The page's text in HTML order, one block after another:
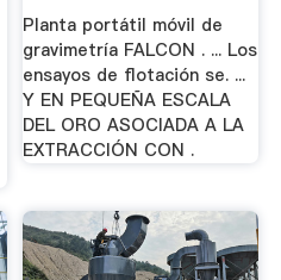
Planta portátil móvil de
gravimetría FALCON . ... Los
ensayos de flotación se. ...
Y EN PEQUEÑA ESCALA
DEL ORO ASOCIADA A LA
EXTRACCIÓN CON .